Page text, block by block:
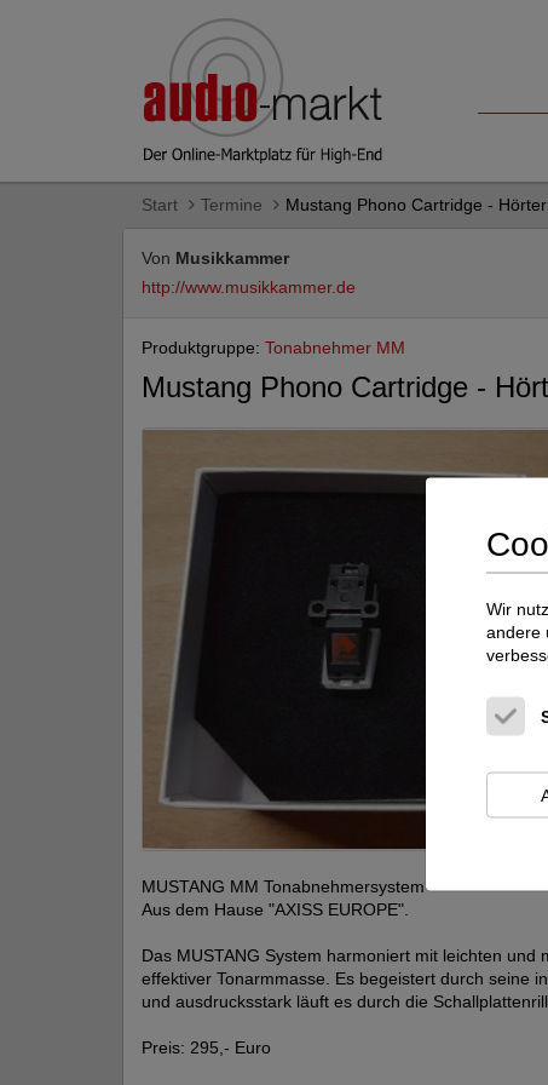
Start Termine Mustang Phono Cartridge -
Von Musikkammer
http://www.musikkammer.de
Produktgruppe: Tonabnehmer MM
Mustang Phono Cartridge -
MUSTANG MM Tonabnehmersystem
Aus dem Hause "AXISS EUROPE".
Das MUSTANG System harmoniert mit leichten
effektiver Tonarmmasse. Es begeistert durch seine
und ausdrucksstark läuft es durch die
Preis: 295,- Euro
Wir
andere